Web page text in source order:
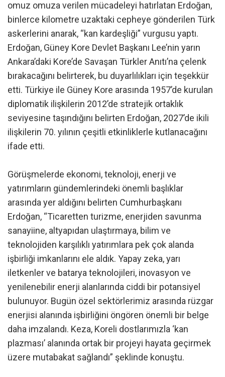
omuz omuza verilen mücadeleyi hatırlatan Erdoğan,
binlerce kilometre uzaktaki cepheye gönderilen Türk
askerlerini anarak, “kan kardeşliği” vurgusu yaptı.
Erdoğan, Güney Kore Devlet Başkanı Lee’nin yarın
Ankara’daki Kore’de Savaşan Türkler Anıtı’na çelenk
bırakacağını belirterek, bu duyarlılıkları için teşekkür
etti. Türkiye ile Güney Kore arasında 1957’de kurulan
diplomatik ilişkilerin 2012’de stratejik ortaklık
seviyesine taşındığını belirten Erdoğan, 2027’de ikili
ilişkilerin 70. yılının çeşitli etkinliklerle kutlanacağını
ifade etti.
Görüşmelerde ekonomi, teknoloji, enerji ve
yatırımların gündemlerindeki önemli başlıklar
arasında yer aldığını belirten Cumhurbaşkanı
Erdoğan, “Ticaretten turizme, enerjiden savunma
sanayiine, altyapıdan ulaştırmaya, bilim ve
teknolojiden karşılıklı yatırımlara pek çok alanda
işbirliği imkanlarını ele aldık. Yapay zeka, yarı
iletkenler ve batarya teknolojileri, inovasyon ve
yenilenebilir enerji alanlarında ciddi bir potansiyel
bulunuyor. Bugün özel sektörlerimiz arasında rüzgar
enerjisi alanında işbirliğini öngören önemli bir belge
daha imzalandı. Keza, Koreli dostlarımızla ‘kan
plazması’ alanında ortak bir projeyi hayata geçirmek
üzere mutabakat sağlandı” şeklinde konuştu.